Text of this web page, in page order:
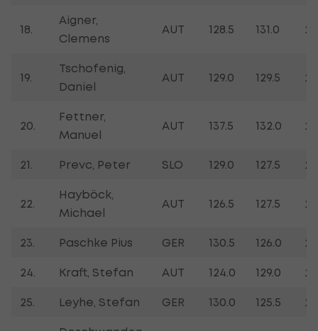
18.
Aigner,
Clemens
AUT 128.5 131.0
19.
Tschofenig,
Daniel
AUT 129.0 129.5
20.
Fettner,
Manuel
AUT 137.5 132.0
21. Prevc, Peter SLO 129.0 127.5
22.
Hayböck,
Michael
AUT 126.5 127.5
23. Paschke Pius GER 130.5 126.0
24. Kraft, Stefan AUT 124.0 129.0
25. Leyhe, Stefan GER 130.0 125.5